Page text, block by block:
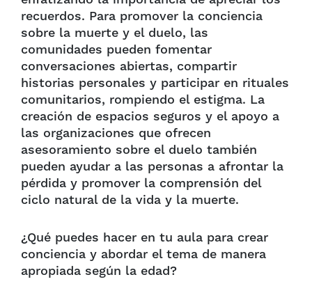
recuerdos. Para promover la conciencia
sobre la muerte y el duelo, las
comunidades pueden fomentar
conversaciones abiertas, compartir
historias personales y participar en rituales
comunitarios, rompiendo el estigma. La
creación de espacios seguros y el apoyo a
las organizaciones que ofrecen
asesoramiento sobre el duelo también
pueden ayudar a las personas a afrontar la
pérdida y promover la comprensión del
ciclo natural de la vida y la muerte.
¿Qué puedes hacer en tu aula para crear
conciencia y abordar el tema de manera
apropiada según la edad?